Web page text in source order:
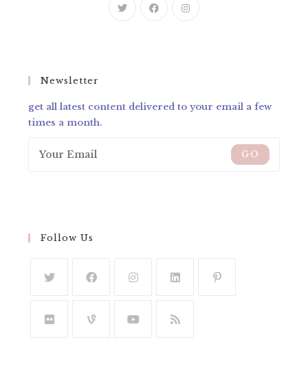
Newsletter
get all latest content delivered to your email a few
times a month.
GO
Follow Us